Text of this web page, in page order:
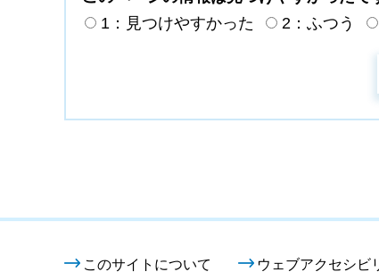
1：見つけやすかった
2：ふつう
このサイトについて ウェブアクセシビ